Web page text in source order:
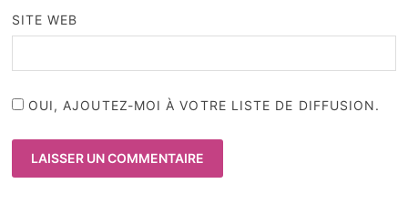
SITE WEB
OUI, AJOUTEZ-MOI À VOTRE LISTE DE DIFFUSION.